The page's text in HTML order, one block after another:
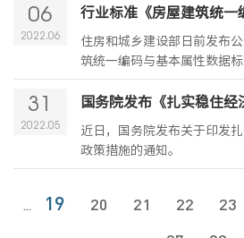
建。
06
2022.06
住房和城乡建设部日前发布
筑统一编码与基本属性数据
《标准》）为行业标准，编
2022，自2022年7月1日起实
止。
31
2022.05
近日，国务院发布关于印发
政策措施的通知。
... 19 20 21 22 23